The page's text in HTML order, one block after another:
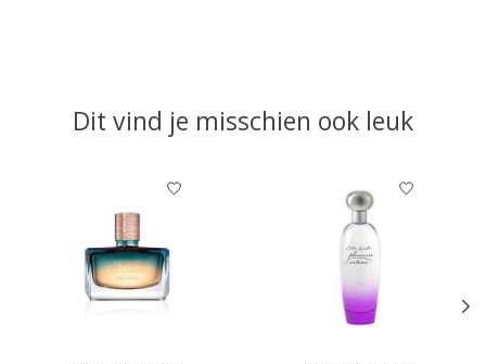
Dit vind je misschien ook leuk
Items van productcarrousel